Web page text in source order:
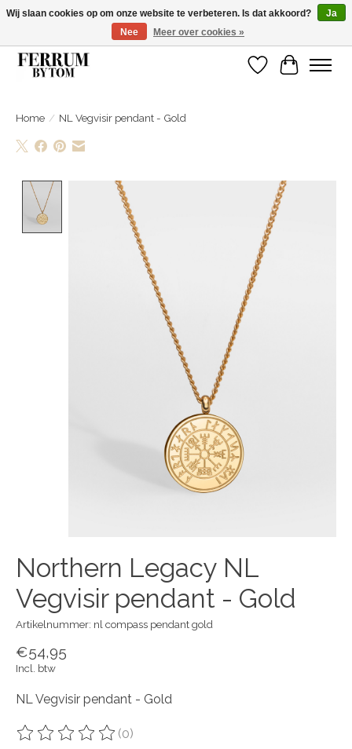
Wij zijn gelsoten van 14 tm 18 februari
Verlanglijst
Home / NL Vegvisir pendant - Gold
Product image slideshow Items
Northern Legacy NL
Vegvisir pendant - Gold
Artikelnummer: nl compass pendant gold
€54,95
Incl. btw
NL Vegvisir pendant - Gold
De beoordeling van dit product is
(0)
Wij slaan cookies op om onze website te verbeteren. Is dat akkoord?
Ja
Nee
Meer over cookies »